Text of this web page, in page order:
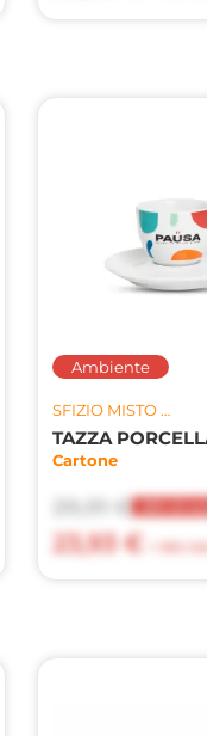
Ambiente
SFIZIO MISTO S.R.L.
Cartone
29,91 €
23,93 €